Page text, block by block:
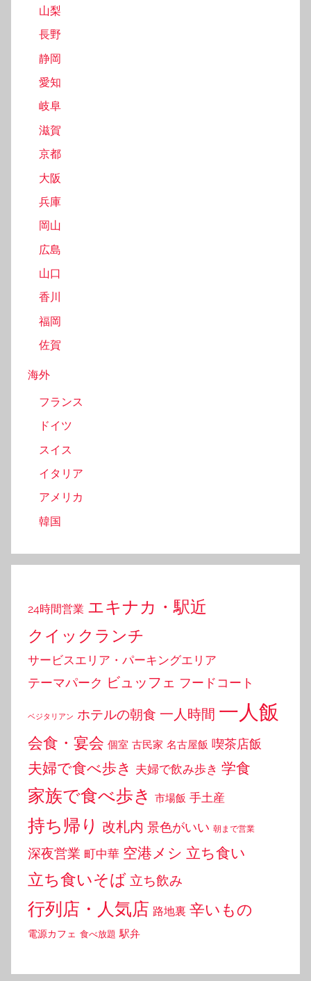
山梨
長野
静岡
愛知
岐阜
滋賀
京都
大阪
兵庫
岡山
広島
山口
香川
福岡
佐賀
海外
フランス
ドイツ
スイス
イタリア
アメリカ
韓国
24時間営業 エキナカ・駅近
クイックランチ
サービスエリア・パーキングエリア
テーマパーク ビュッフェ フードコート
ベジタリアン ホテルの朝食 一人時間 一人飯
会食・宴会 個室 古民家 名古屋飯 喫茶店飯
夫婦で食べ歩き 夫婦で飲み歩き 学食
家族で食べ歩き 市場飯 手土産
持ち帰り 改札内 景色がいい 朝まで営業
深夜営業 町中華 空港メシ 立ち食い
立ち食いそば 立ち飲み
行列店・人気店 路地裏 辛いもの
電源カフェ 食べ放題 駅弁